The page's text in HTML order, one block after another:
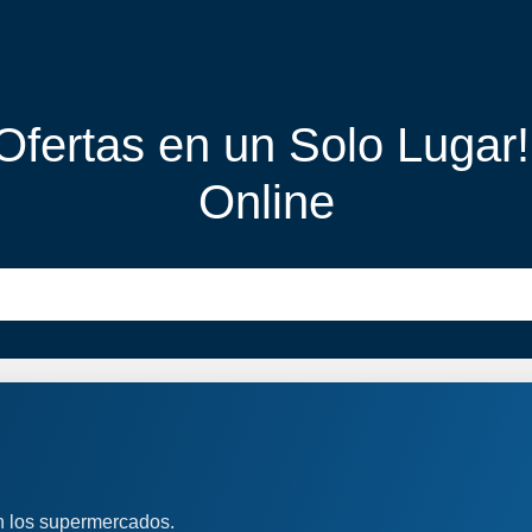
en un Solo
Online
los supermercados.